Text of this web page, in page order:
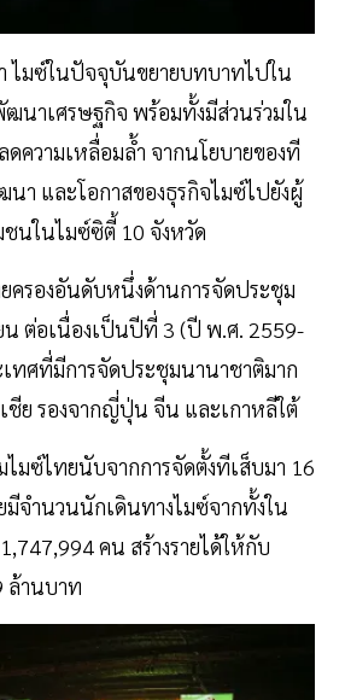
ไมซ์ในปัจจุบันขยายบทบาทไปใน
ฒนาเศรษฐกิจ พร้อมทั้งมีส่วนร่วมใน
ความเหลื่อมล้ำ จากนโยบายของที
นา และโอกาสของธุรกิจไมซ์ไปยังผู้
นในไมซ์ซิตี้ 10 จังหวัด
ครองอันดับหนึ่งด้านการจัดประชุม
น ต่อเนื่องเป็นปีที่ 3 (ปี พ.ศ. 2559-
ทศที่มีการจัดประชุมนานาชาติมาก
ชีย รองจากญี่ปุ่น จีน และเกาหลีใต้
มซ์ไทยนับจากการจัดตั้งทีเส็บมา 16
จำนวนนักเดินทางไมซ์จากทั้งใน
คน สร้างรายได้ให้กับ
ล้านบาท